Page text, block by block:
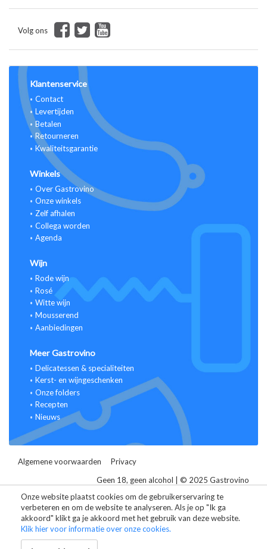
Onze website plaatst cookies om de gebruikerservaring te
verbeteren en om de website te analyseren. Als je op "Ik ga
akkoord" klikt ga je akkoord met het gebruik van deze website.
Klik hier voor informatie over onze cookies.
Volg ons
Klantenservice
Contact
Levertijden
Betalen
Retourneren
Kwaliteitsgarantie
Winkels
Over Gastrovino
Onze winkels
Zelf afhalen
Collega worden
Agenda
Wijn
Rode wijn
Rosé
Witte wijn
Mousserend
Aanbiedingen
Meer Gastrovino
Delicatessen & specialiteiten
Kerst- en wijngeschenken
Onze folders
Recepten
Nieuws
Algemene voorwaarden
Privacy
Geen 18, geen alcohol | © 2025 Gastrovino
Alle prijzen zijn inclusief BTW.
Website ontwikkeld door Storefront